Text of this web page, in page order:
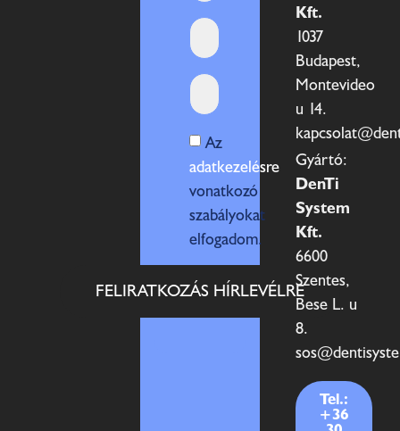
Az
adatkezelésre
vonatkozó
szabályokat
elfogadom.
FELIRATKOZÁS HÍRLEVÉLRE
Kft.
1037
Budapest,
Montevideo
u 14.
Gyártó:
DenTi
System
Kft.
6600
Szentes,
Bese L. u
8.
Tel.:
+36